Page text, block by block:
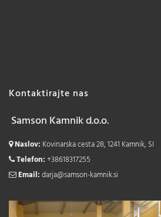
Kontaktirajte nas
Samson Kamnik d.o.o.
Naslov: Kovinarska cesta 28, 1241 Kamnik, SI
Telefon:+38618317255
Email:darja@samson-kamnik.si